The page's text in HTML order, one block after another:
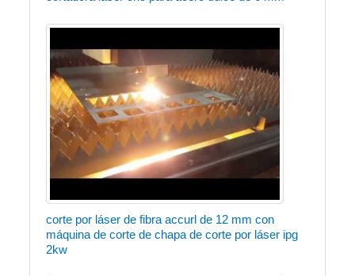
corte por láser de fibra accurl de 12 mm con
máquina de corte de chapa de corte por láser ipg
2kw